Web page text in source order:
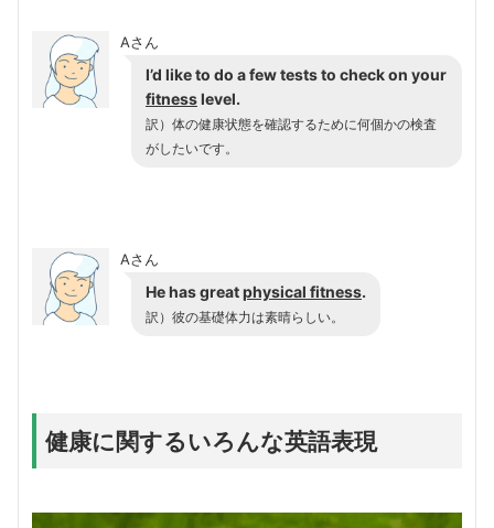
Aさん
I’d like to do a few tests to check on your
fitnesslevel.
訳）体の健康状態を確認するために何個かの検査
がしたいです。
Aさん
He has greatphysical fitness.
訳）彼の基礎体力は素晴らしい。
健康に関するいろんな英語表現